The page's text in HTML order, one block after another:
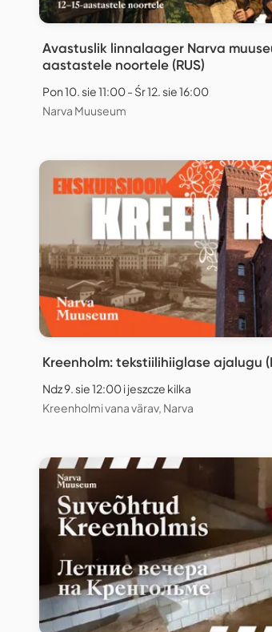
Avastuslik linnalaager Narva
aastastele noortele (RUS)
Pon 10. sie 11:00 - Śr 12. sie 16:00
Narva Muuseum
Kreenholm: tekstiilihiiglase ajalugu
Ndz 9. sie 12:00 i jeszcze kilka
Kreenholmi vana värav, Narva